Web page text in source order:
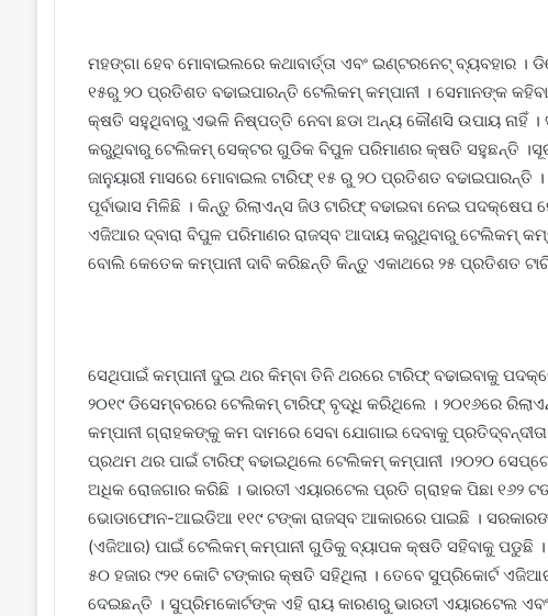
ମହଙ୍ଗା ହେବ ମୋବାଇଲରେ କଥାବାର୍ତ୍ତା ଏବଂ ଇଣ୍ଟରନେଟ୍ ବ୍ୟବହାର ।
୧୫ରୁ ୨୦ ପ୍ରତିଶତ ବଢାଇପାରନ୍ତି ଟେଲିକମ୍ କମ୍ପାନୀ । ସେମାନଙ୍କ
କ୍ଷତି ସହୁଥିବାରୁ ଏଭଳି ନିଷ୍ପତ୍ତି ନେବା ଛଡା ଅନ୍ୟ କୌଣସି ଉପାୟ ନାହିଁ
କରୁଥିବାରୁ ଟେଲିକମ୍ ସେକ୍ଟର ଗୁଡିକ ବିପୁଳ ପରିମାଣର କ୍ଷତି ସହୁଛନ୍ତି
ଜାନୁୟାରୀ ମାସରେ ମୋବାଇଲ ଟାରିଫ୍ ୧୫ ରୁ ୨୦ ପ୍ରତିଶତ ବଢାଇପାରନ୍ତି
ପୂର୍ବାଭାସ ମିଳିଛି । କିନ୍ତୁ ରିଲାଏନ୍ସ ଜିଓ ଟାରିଫ୍ ବଢାଇବା ନେଇ
ଏଜିଆର ଦ୍ବାରା ବିପୁଳ ପରିମାଣର ରାଜସ୍ବ ଆଦାୟ କରୁଥିବାରୁ ଟେଲିକମ୍
ବୋଲି କେତେକ କମ୍ପାନୀ ଦାବି କରିଛନ୍ତି କିନ୍ତୁ ଏକାଥରେ ୨୫ ପ୍ରତିଶତ
ସେଥିପାଇଁ କମ୍ପାନୀ ଦୁଇ ଥର କିମ୍ବା ତିନି ଥରରେ ଟାରିଫ୍ ବଢାଇବାକୁ
୨୦୧୯ ଡିସେମ୍ବରରେ ଟେଲିକମ୍ ଟାରିଫ୍ ବୃଦ୍ଧି କରିଥିଲେ । ୨୦୧୬ରେ
କମ୍ପାନୀ ଗ୍ରାହକଙ୍କୁ କମ ଦାମରେ ସେବା ଯୋଗାଇ ଦେବାକୁ
ପ୍ରଥମ ଥର ପାଇଁ ଟାରିଫ୍ ବଢାଇଥିଲେ ଟେଲିକମ୍ କମ୍ପାନୀ ।୨୦୨୦
ଅଧିକ ରୋଜଗାର କରିଛି । ଭାରତୀ ଏୟାରଟେଲ ପ୍ରତି ଗ୍ରାହକ ପିଛା ୧୬୨
ଭୋଡାଫୋନ-ଆଇଡିଆ ୧୧୯ ଟଙ୍କା ରାଜସ୍ବ ଆକାରରେ ପାଇଛି ।
(ଏଜିଆର) ପାଇଁ ଟେଲିକମ୍ କମ୍ପାନୀ ଗୁଡିକୁ ବ୍ୟାପକ କ୍ଷତି ସହିବାକୁ
୫୦ ହଜାର ୯୨୧ କୋଟି ଟଙ୍କାର କ୍ଷତି ସହିଥିଲା । ତେବେ ସୁପ୍ରିକୋର୍ଟ
ଦେଇଛନ୍ତି । ସୁପ୍ରିମକୋର୍ଟଙ୍କ ଏହି ରାୟ କାରଣରୁ ଭାରତୀ ଏୟାରଟେଲ